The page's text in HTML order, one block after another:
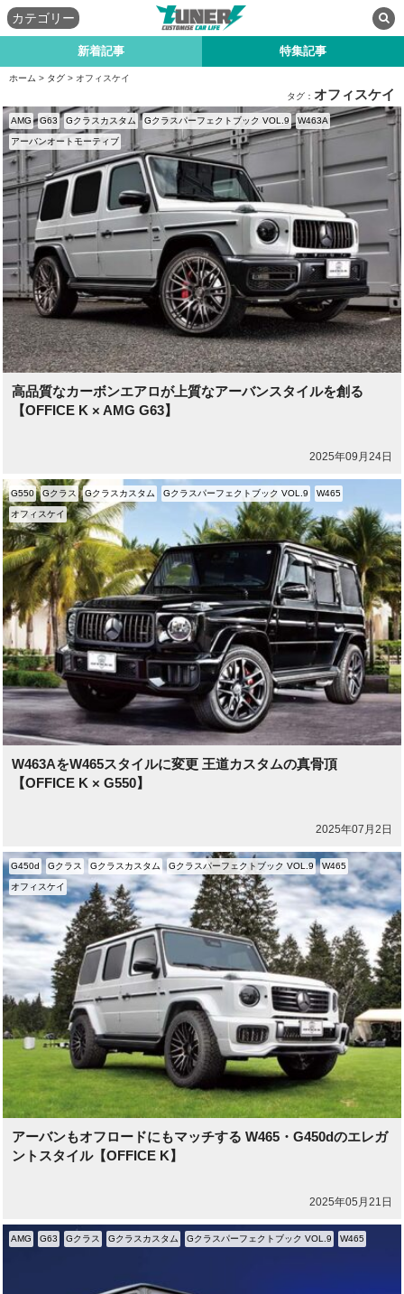
カテゴリー
新着記事 特集記事
ホーム > タグ > オフィスケイ
タグ： オフィスケイ
高品質なカーボンエアロが上質なアーバンスタイルを創る
【OFFICE K × AMG G63】
2025年09月24日
AMG G63 Gクラスカスタム Gクラスパーフェクトブック VOL.9 W463A
アーバンオートモーティブ
W463AをW465スタイルに変更 王道カスタムの真骨頂
【OFFICE K × G550】
2025年07月2日
G550 Gクラス Gクラスカスタム Gクラスパーフェクトブック VOL.9 W465
オフィスケイ
アーバンもオフロードにもマッチする W465・G450dのエレガ
ントスタイル【OFFICE K】
2025年05月21日
G450d Gクラス Gクラスカスタム Gクラスパーフェクトブック VOL.9 W465
オフィスケイ
AMG G63 Gクラス Gクラスカスタム Gクラスパーフェクトブック VOL.9 W465